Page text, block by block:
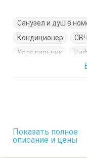
Санузел и душ в
Кондиционер
СВЧ
Холодильник
Показать полное
описание и цены